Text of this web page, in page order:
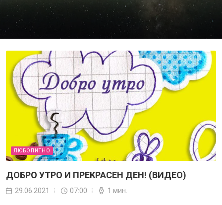
ЛЮБОПИТНО
ДОБРО УТРО И ПРЕКРАСЕН ДЕН! (ВИДЕО)
29.06.2021 07:00 1 мин.